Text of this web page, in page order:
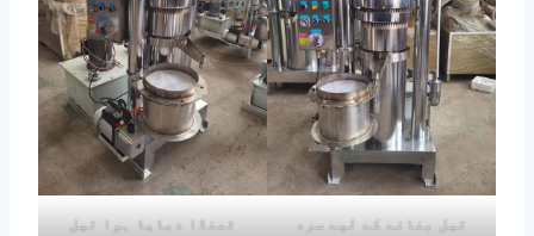
تیل بنانے کے لیے سرد
ٹھنڈا دبایا ہوا تیل